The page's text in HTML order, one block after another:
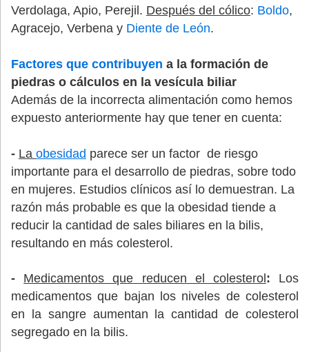
Verdolaga, Apio, Perejil. Después del cólico: Boldo,
Agracejo, Verbena y Diente de León.
Factores que contribuyen a la formación de
piedras o cálculos en la vesícula biliar
Además de la incorrecta alimentación como hemos
expuesto anteriormente hay que tener en cuenta:
- La obesidad parece ser un factor de riesgo
importante para el desarrollo de piedras, sobre todo
en mujeres. Estudios clínicos así lo demuestran. La
razón más probable es que la obesidad tiende a
reducir la cantidad de sales biliares en la bilis,
resultando en más colesterol.
- Medicamentos que reducen el colesterol: Los
medicamentos que bajan los niveles de colesterol
en la sangre aumentan la cantidad de colesterol
segregado en la bilis.